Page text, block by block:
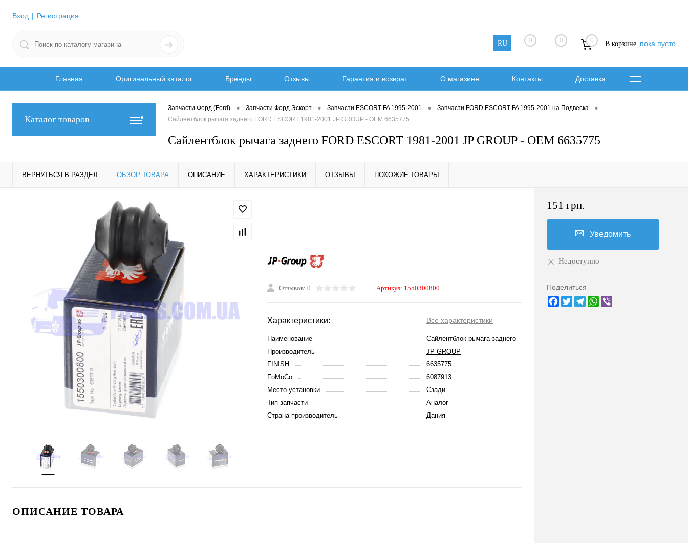
Вход Регистрация
RU 0 0 0 В корзине пока пусто
Главная Оригинальный каталог Бренды Отзывы Гарантия и возврат О магазине Контакты Доставка
Каталог товаров
Запчасти Форд (Ford) • Запчасти Форд Эскорт • Запчасти ESCORT FA 1995-2001 • Запчасти FORD ESCORT FA 1995-2001 на Подвеска •
Сайлентблок рычага заднего FORD ESCORT 1981-2001 JP GROUP - OEM 6635775
Сайлентблок рычага заднего FORD ESCORT 1981-2001 JP GROUP - OEM 6635775
ВЕРНУТЬСЯ В РАЗДЕЛ ОБЗОР ТОВАРА ОПИСАНИЕ ХАРАКТЕРИСТИКИ ОТЗЫВЫ ПОХОЖИЕ ТОВАРЫ
Отзывов: 0 Артикул: 1550300800
Характеристики: Все характеристики
Наименование
Сайлентблок рычага заднего
Производитель
JP GROUP
FINISH
6635775
FoMoCo
6087913
Место установки
Сзади
Тип запчасти
Аналог
Страна производитель
Дания
ОПИСАНИЕ ТОВАРА
151 грн.
Уведомить
Недоступно
Поделиться
Facebook
TwitterTelegramWhatsApp